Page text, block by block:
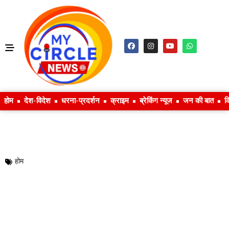
होम देश-विदेश धरना-प्रदर्शन क्राइम ब्रेकिंग न्यूज जन की बात
होम